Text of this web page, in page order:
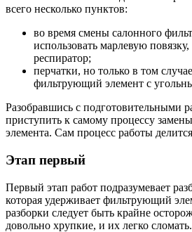
всего несколько пунктов:
во время смены салонного
использовать марлевую
респиратор;
перчатки, но только в том
фильтрующий элемент с
Разобравшись с подготовительными
приступить к самому процессу
элемента. Сам процесс работы
Этап первый
Первый этап работ подразумевает
которая удерживает фильтрующий
разборки следует быть крайне
довольно хрупкие, и их легко сломать.